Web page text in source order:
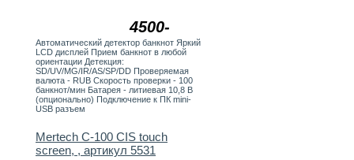
4500-
Автоматический детектор банкнот Яркий
LCD дисплей Прием банкнот в любой
ориентации Детекция:
SD/UV/MG/IR/AS/SP/DD Проверяемая
валюта - RUB Скорость проверки - 100
банкнот/мин Батарея - литиевая 10,8 В
(опционально) Подключение к ПК mini-
USB разъем
Mertech C-100 CIS touch
screen, , артикул 5531